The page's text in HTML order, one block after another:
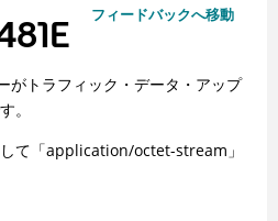
フィードバックへ移動
がトラフィック・データ・アップ
。
て「application/octet-stream」